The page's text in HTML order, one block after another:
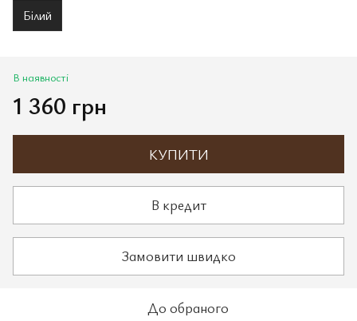
Білий
В наявності
1 360 грн
КУПИТИ
В кредит
Замовити швидко
До обраного